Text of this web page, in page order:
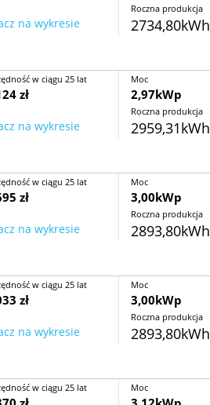
na wykresie
Roczna produkcja
2734,80kWh
w ciągu 25 lat
zł
na wykresie
Moc
2,97kWp
Roczna produkcja
2959,31kWh
w ciągu 25 lat
zł
na wykresie
Moc
3,00kWp
Roczna produkcja
2893,80kWh
w ciągu 25 lat
zł
na wykresie
Moc
3,00kWp
Roczna produkcja
2893,80kWh
w ciągu 25 lat Moc